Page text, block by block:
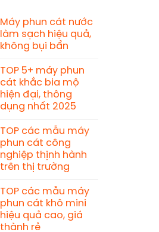
Máy phun cát nước
làm sạch hiệu quả,
không bụi bẩn
TOP 5+ máy phun
cát khắc bia mộ
hiện đại, thông
dụng nhất 2025
TOP các mẫu máy
phun cát công
nghiệp thịnh hành
trên thị trường
TOP các mẫu máy
phun cát khô mini
hiệu quả cao, giá
thành rẻ